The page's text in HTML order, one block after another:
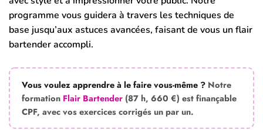
programme vous guidera à travers les techniques de
base jusqu’aux astuces avancées, faisant de vous un flair
bartender accompli.
Vous voulez apprendre à le faire vous-même ? Notre
formation Flair Bartender (87 h, 660 €) est finançable
CPF, avec vos exercices corrigés un par un.